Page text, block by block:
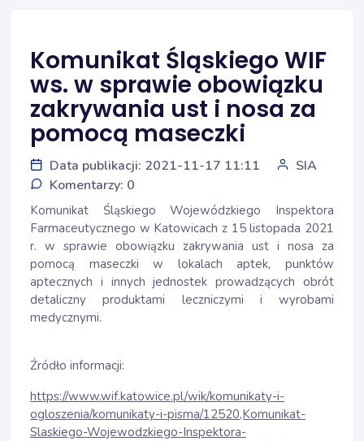
Komunikat Śląskiego WIF
ws. w sprawie obowiązku
zakrywania ust i nosa za
pomocą maseczki
Data publikacji: 2021-11-17 11:11
SIA
Komentarzy: 0
Komunikat Śląskiego Wojewódzkiego Inspektora
Farmaceutycznego w Katowicach z 15 listopada 2021
r. w sprawie obowiązku zakrywania ust i nosa za
pomocą maseczki w lokalach aptek, punktów
aptecznych i innych jednostek prowadzących obrót
detaliczny produktami leczniczymi i wyrobami
medycznymi.
Źródło informacji:
https://www.wif.katowice.pl/wik/komunikaty-i-
ogloszenia/komunikaty-i-pisma/12520,Komunikat-
Slaskiego-Wojewodzkiego-Inspektora-